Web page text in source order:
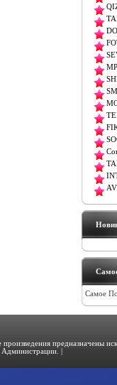
Самое
предназначены
|